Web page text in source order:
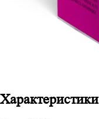
Характеристики